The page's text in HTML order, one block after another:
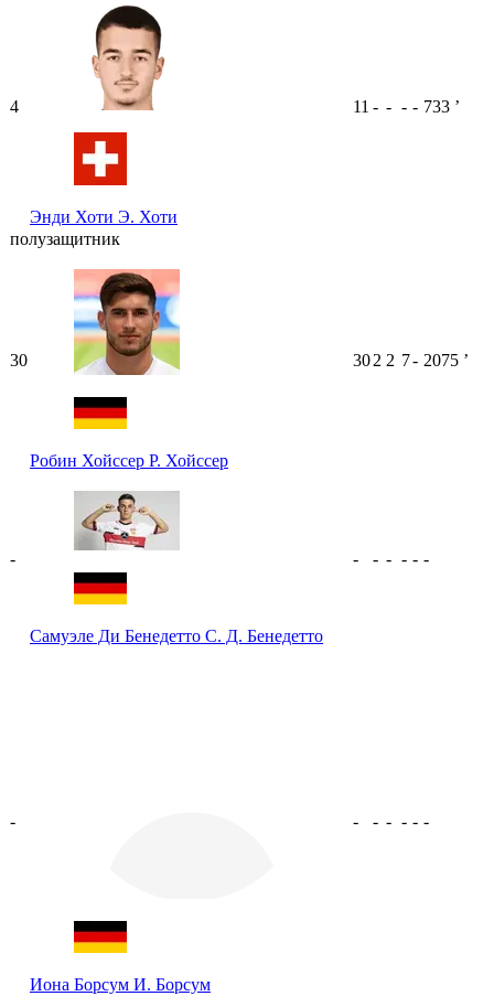
4
Энди Хоти Э. Хоти
11 - - - - 733 ʼ
полузащитник
30
Робин Хойссер Р. Хойссер
302 2 7- 2075 ʼ
-
Самуэле Ди Бенедетто С. Д. Бенедетто
- - - - - -
-
Иона Борсум И. Борсум
- - - - - -